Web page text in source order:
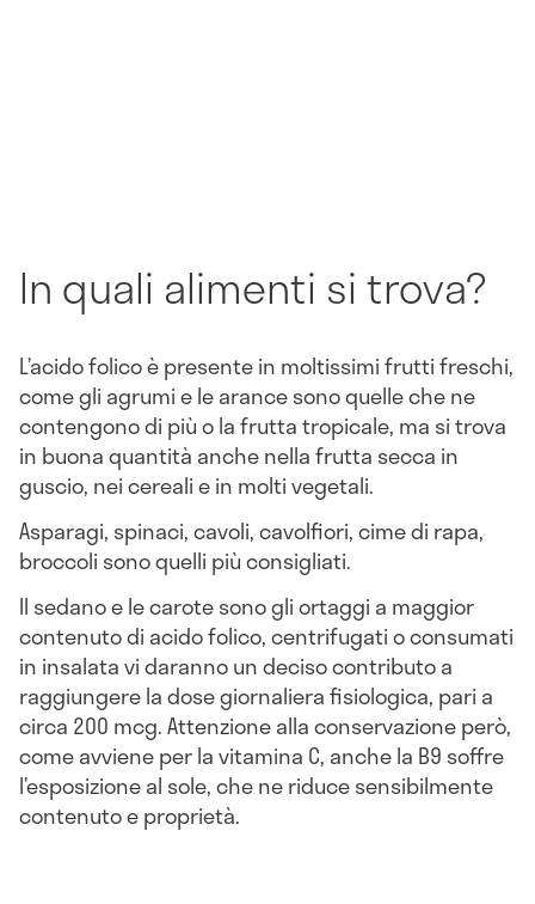
In quali alimenti si trova?
L’acido folico è presente in moltissimi frutti freschi,
come gli agrumi e le arance sono quelle che ne
contengono di più o la frutta tropicale, ma si trova
in buona quantità anche nella frutta secca in
guscio, nei cereali e in molti vegetali.
Asparagi, spinaci, cavoli, cavolfiori, cime di rapa,
broccoli sono quelli più consigliati.
Il sedano e le carote sono gli ortaggi a maggior
contenuto di acido folico, centrifugati o consumati
in insalata vi daranno un deciso contributo a
raggiungere la dose giornaliera fisiologica, pari a
circa 200 mcg. Attenzione alla conservazione però,
come avviene per la vitamina C, anche la B9 soffre
l’esposizione al sole, che ne riduce sensibilmente
contenuto e proprietà.